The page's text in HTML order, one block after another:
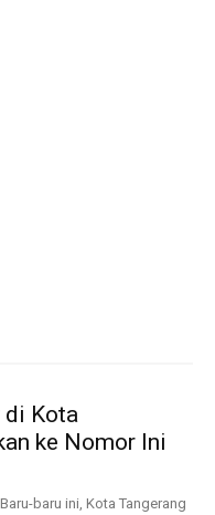
di Kota
ke Nomor Ini
baru ini, Kota Tangerang